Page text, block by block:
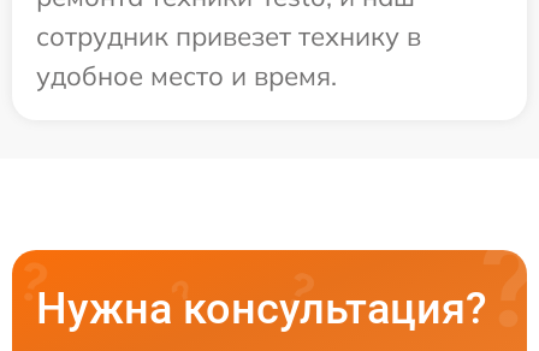
сотрудник привезет технику в
удобное место и время.
Нужна консультация?